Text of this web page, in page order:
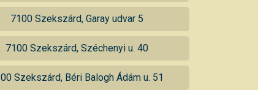
7100 Szekszárd, Garay udvar 5
7100 Szekszárd, Széchenyi u. 40
Szekszárd, Béri Balogh Ádám u. 51